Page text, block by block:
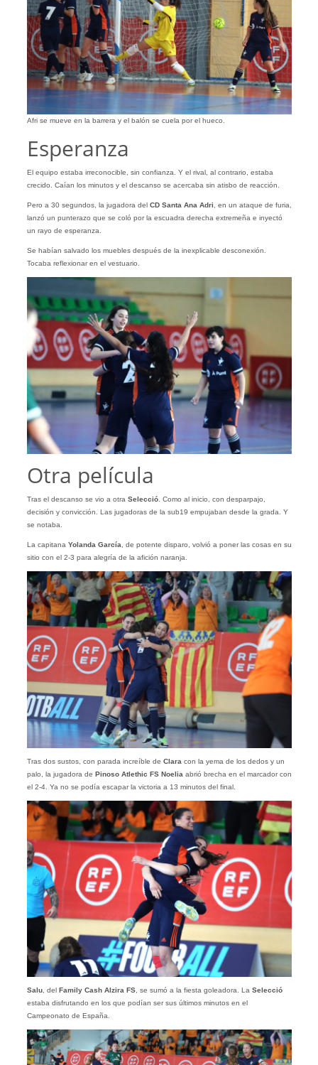
Afri se mueve en la barrera y el balón se cuela por el hueco.
Esperanza
El equipo estaba irreconocible, sin confianza. Y el rival, al contrario, estaba
crecido. Caían los minutos y el descanso se acercaba sin atisbo de reacción.
Pero a 30 segundos, la jugadora del CD Santa Ana Adri, en un ataque de furia,
lanzó un punterazo que se coló por la escuadra derecha extremeña e inyectó
un rayo de esperanza.
Se habían salvado los muebles después de la inexplicable desconexión.
Tocaba reflexionar en el vestuario.
Otra película
Tras el descanso se vio a otra Selecció. Como al inicio, con desparpajo,
decisión y convicción. Las jugadoras de la sub19 empujaban desde la grada. Y
se notaba.
La capitana Yolanda García , de potente disparo, volvió a poner las cosas en su
sitio con el 2-3 para alegría de la afición naranja.
Tras dos sustos, con parada increíble de Clara con la yema de los dedos y un
palo, la jugadora de Pinoso Atlethic FS Noelia abrió brecha en el marcador con
el 2-4. Ya no se podía escapar la victoria a 13 minutos del final.
Salu, del Family Cash Alzira FS, se sumó a la fiesta goleadora. La Selecció
estaba disfrutando en los que podían ser sus últimos minutos en el
Campeonato de España.